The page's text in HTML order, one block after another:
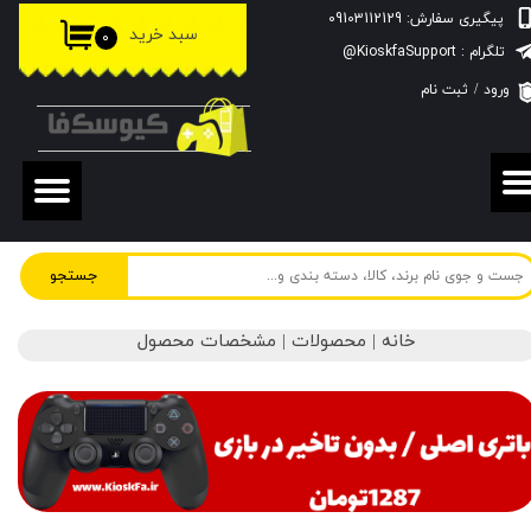
جستجو
پیگیری سفارش: 09103112129
۰ سبد خرید
ورود / ثبت نام
حساب کاربری من
تغییر گذر واژه
سفارشات
خروج از حساب کاربری
تلگرام : KioskfaSupport@
خانه | محصولات | مشخصات محصول